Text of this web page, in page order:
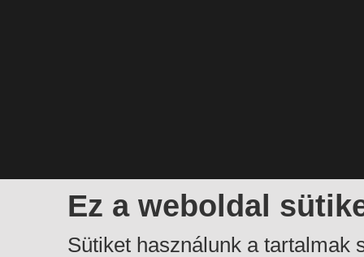
Ez a weboldal
Sütiket használunk a tartalmak